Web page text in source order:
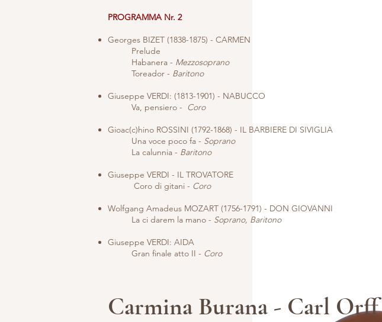
Carmina Burana - Carl Orff
​PROGRAMMA Nr. 2
Georges BIZET (1838-1875) - CARMEN
Prelude
Habanera - Mezzosoprano
Toreador - Baritono
Giuseppe VERDI: (1813-1901) - NABUCCO
Va, pensiero - Coro
Gioac(c)hino ROSSINI (1792-1868) - IL BARBIERE DI SIVIGLIA
Una voce poco fa - Soprano
La calunnia - Baritono
Giuseppe VERDI - IL TROVATORE
Coro di gitani - Coro
Wolfgang Amadeus MOZART (1756-1791) - DON GIOVANNI
La ci darem la mano - Soprano, Baritono
Giuseppe VERDI: AIDA
Gran finale atto II - Coro